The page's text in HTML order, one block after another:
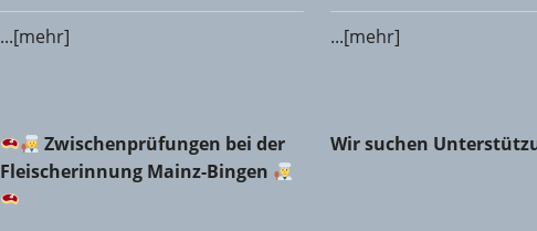
...[mehr] ...[mehr]
Zwischenprüfungen bei der Fleischerinnung Mainz-Bingen
Zwischenprüfungen bei der
Fleischerinnung Mainz-Bingen
Wir suchen Unterstützung
Wir suchen